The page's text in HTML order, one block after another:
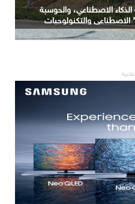
تحصد المركز الأول
للاتصالات بمشروع
صناعة الكتان